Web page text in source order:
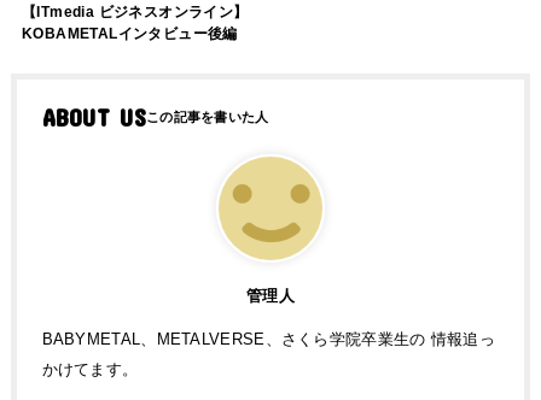
【ITmedia ビジネスオンライン】
KOBAMETALインタビュー後編
ABOUT US
管理人
BABYMETAL、METALVERSE、さくら学院卒業生の 情報追っ
かけてます。